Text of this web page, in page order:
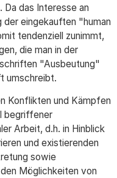
das Interesse an
eingekauften "human
tendenziell zunimmt,
die man in der
"Ausbeutung"
umschreibt.
Konflikten und Kämpfen
begriffener
Arbeit, d.h. in Hinblick
und existierenden
sowie
Möglichkeiten von